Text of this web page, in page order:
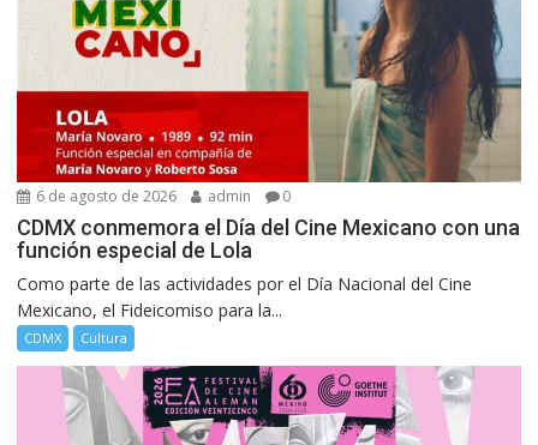
6 de agosto de 2026 admin 0
CDMX conmemora el Día del Cine Mexicano con una
función especial de Lola
Como parte de las actividades por el Día Nacional del Cine
Mexicano, el Fideicomiso para la...
CDMX Cultura